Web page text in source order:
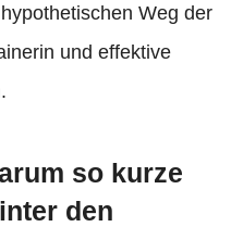
Weg der
und effektive
so kurze
den